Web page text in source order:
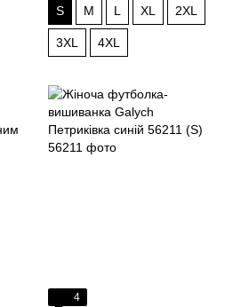
S M L XL 2XL
3XL 4XL
4